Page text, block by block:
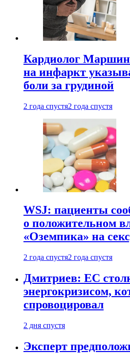
Кардиолог
на инфаркт
боли за грудиной
2 года спустя2 года спустя
WSJ: пациенты
о положительном
«Оземпика» на
2 года спустя2 года спустя
Дмитриев: ЕС
энергокризисом,
спровоцировал
2 дня спустя
Эксперт